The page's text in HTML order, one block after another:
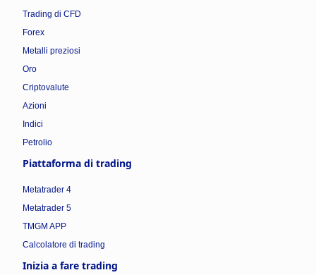
Trading di CFD
Forex
Metalli preziosi
Oro
Criptovalute
Azioni
Indici
Petrolio
Piattaforma di trading
Metatrader 4
Metatrader 5
TMGM APP
Calcolatore di trading
Inizia a fare trading